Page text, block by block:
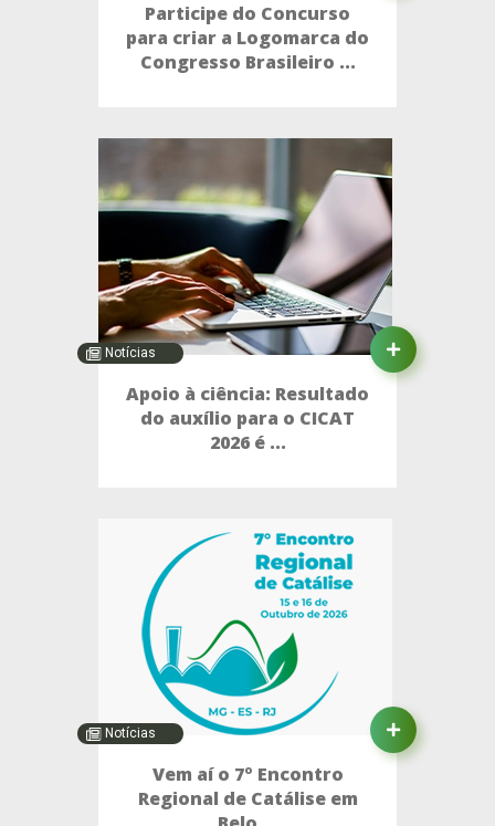
Participe do Concurso
para criar a Logomarca do
Congresso Brasileiro ...
Notícias
Apoio à ciência: Resultado
do auxílio para o CICAT
2026 é ...
Notícias
Vem aí o 7º Encontro
Regional de Catálise em